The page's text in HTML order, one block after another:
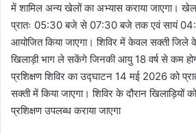
में शामिल अन्य खेलों का अभ्यास कराया जाएगा। खेल
प्रातः 05:30 बजे से 07:30 बजे तक एवं सायं
आयोजित किया जाएगा। शिविर में केवल सक्ती जिले
खिलाड़ी भाग ले सकेंगे जिनकी आयु 18 वर्ष से कम
प्रशिक्षण शिविर का उद्घाटन 14 मई 2026 को
सक्ती में किया जाएगा। शिविर के दौरान खिलाड़ियों
प्रशिक्षण उपलब्ध कराया जाएगा